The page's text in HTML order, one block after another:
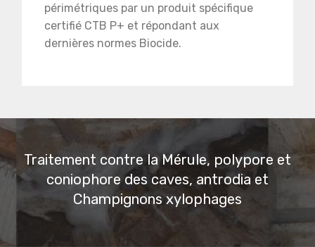
périmétriques par un produit spécifique
certifié CTB P+ et répondant aux
dernières normes Biocide.
Traitement contre la Mérule, polypore et
coniophore des caves, antrodia et
Champignons xylophages